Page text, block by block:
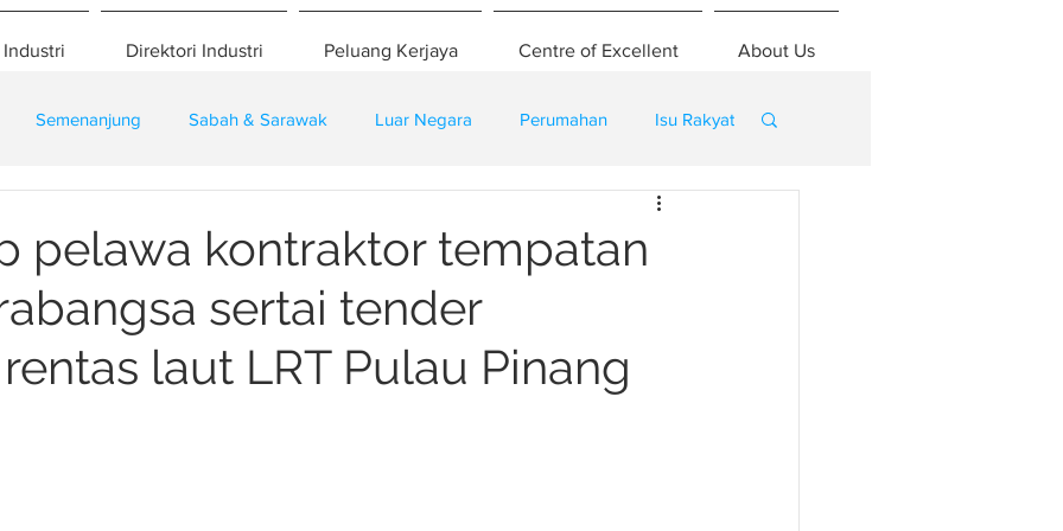
Direktori Industri Peluang Kerjaya Centre of Excellent About Us
Semenanjung Sabah & Sarawak Luar Negara Perumahan Isu Rakyat
pelawa kontraktor tempatan
sertai tender
laut LRT Pulau Pinang